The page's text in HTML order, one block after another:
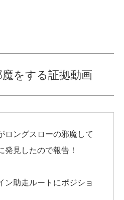
をする証拠動画
ロングスローの邪魔して
発見したので報告！
助走ルートにポジショ